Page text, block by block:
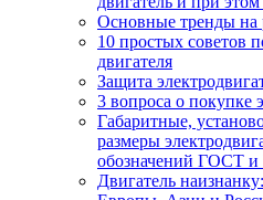
Основные тренды на
10 простых советов
двигателя
Защита
3 вопроса о покупке
Габаритные,
размеры
обозначений ГОСТ
Двигатель